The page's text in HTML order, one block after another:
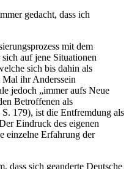
gedacht, dass ich
mit dem
auf jene Situationen
sich bis dahin als
Mal ihr Anderssein
jedoch „immer aufs Neue
Betroffenen als
179), ist die Entfremdung als
Eindruck des eigenen
einzelne Erfahrung der
dass sich geanderte Deutsche